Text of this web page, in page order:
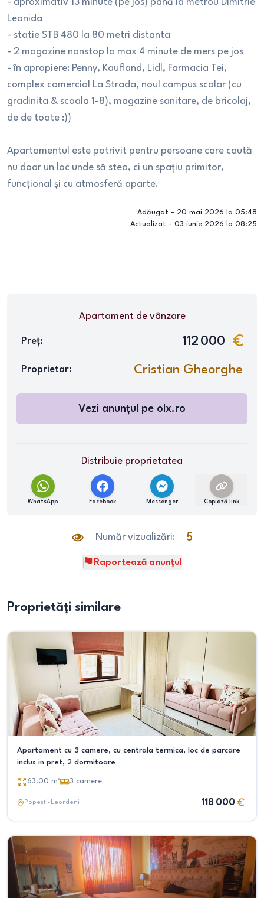
- aproximativ 13 minute (pe jos) până la metrou Dimitrie
Leonida
- statie STB 480 la 80 metri distanta
- 2 magazine nonstop la max 4 minute de mers pe jos
- în apropiere: Penny, Kaufland, Lidl, Farmacia Tei,
complex comercial La Strada, noul campus scolar (cu
gradinita & scoala 1-8), magazine sanitare, de bricolaj,
de de toate :))
Apartamentul este potrivit pentru persoane care caută
nu doar un loc unde să stea, ci un spațiu primitor,
funcțional și cu atmosferă aparte.
Adăugat - 20 mai 2026 la 05:48
Actualizat - 03 iunie 2026 la 08:25
Apartamentde vânzare
Preț: 112 000
Proprietar: Cristian Gheorghe
Vezi anunțul pe olx.ro
Distribuie proprietatea
WhatsApp Facebook Messenger Copiază link
Număr vizualizări: 5
Raportează anunțul
Proprietăți similare
Apartament cu 3 camere, cu centrala termica, loc de parcare
inclus in pret, 2 dormitoare
63.00 m² 3 camere
Popești-Leordeni 118 000